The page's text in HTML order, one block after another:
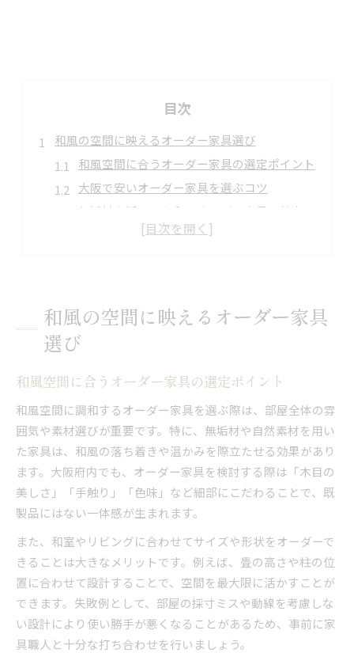
目次
和風の空間に映えるオーダー家具選び
和風空間に合うオーダー家具の選定ポイント
大阪で安いオーダー家具を選ぶコツ
無垢材を活かした和風オーダー家具の魅力
収納効率を高めるオーダー家具活用法
大阪のオーダー家具で和室を上質に演出
評判の高い家具オーダーメイドの選び方
価格と品質を両立する家具オーダーの方法
大阪の工房が作る無垢材オーダー家具の強み
無垢材で和を演出する家具の魅力とは
オーダー家具で味わう無垢材和風の美しさ
大阪のオーダー家具に使われる木材の特徴
無垢材家具が和室に調和する理由と効果
オーダーメイドで叶える和風収納の工夫
価格を抑えた無垢オーダー家具の選び方
調和を重視したオーダー家具の選び方
和風空間に合う調和重視のオーダー家具術
大阪で人気の収納付きオーダー家具の特徴
関西流オーダー家具の調和実例を紹介
和風の空間に映えるオーダー家具
選び
和風空間に合うオーダー家具の選定ポイント
和風空間に調和するオーダー家具を選ぶ際は、部屋全体の雰
囲気や素材選びが重要です。特に、無垢材や自然素材を用い
た家具は、和風の落ち着きや温かみを際立たせる効果があり
ます。大阪府内でも、オーダー家具を検討する際は「木目の
美しさ」「手触り」「色味」など細部にこだわることで、既
製品にはない一体感が生まれます。
また、和室やリビングに合わせてサイズや形状をオーダーで
きることは大きなメリットです。例えば、畳の高さや柱の位
置に合わせて設計することで、空間を最大限に活かすことが
できます。失敗例として、部屋の採寸ミスや動線を考慮しな
い設計により使い勝手が悪くなることがあるため、事前に家
具職人と十分な打ち合わせを行いましょう。